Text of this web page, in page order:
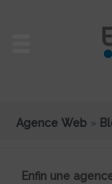
Agence Web »
Enfin une